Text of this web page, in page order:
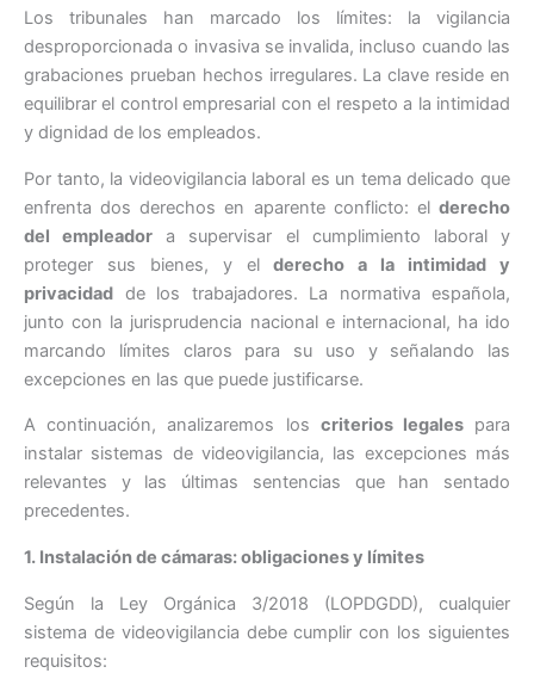
Los tribunales han marcado los límites: la vigilancia
desproporcionada o invasiva se invalida, incluso cuando las
grabaciones prueban hechos irregulares. La clave reside en
equilibrar el control empresarial con el respeto a la intimidad
y dignidad de los empleados.
Por tanto, la videovigilancia laboral es un tema delicado que
enfrenta dos derechos en aparente conflicto: el derecho
del empleador a supervisar el cumplimiento laboral y
proteger sus bienes, y elderecho a la intimidad y
privacidad de los trabajadores. La normativa española,
junto con la jurisprudencia nacional e internacional, ha ido
marcando límites claros para su uso y señalando las
excepciones en las que puede justificarse.
A continuación, analizaremos los criterios legalespara
instalar sistemas de videovigilancia, las excepciones más
relevantes y las últimas sentencias que han sentado
precedentes.
1. Instalación de cámaras: obligaciones y límites
Según la Ley Orgánica 3/2018 (LOPDGDD), cualquier
sistema de videovigilancia debe cumplir con los siguientes
requisitos: